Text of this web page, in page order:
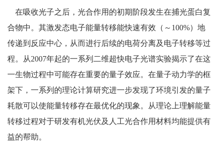
在吸收光子之后，光合作用的初期阶段发生在捕光蛋白复
合物中。其激发态电子能量转移能快速有效（～100%）地
传递到反应中心，从而进行后续的电荷分离及电子转移等过
程。从2007年起的一系列二维超快电子光谱实验揭示了在这
一生物过程中可能存在重要的量子效应。在量子动力学的框
架下，一系列的理论计算研究进一步发现了环境引发的量子
耗散可以使能量转移存在最优化的现象。从理论上理解能量
转移过程对于研发有机光伏及人工光合作用材料均能提供有
益的帮助。